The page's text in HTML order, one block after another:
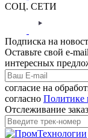
СОЦ. СЕТИ
Подписка на
Оставьте свой e-
интересных
согласие на
согласно Политике
Отслеживание